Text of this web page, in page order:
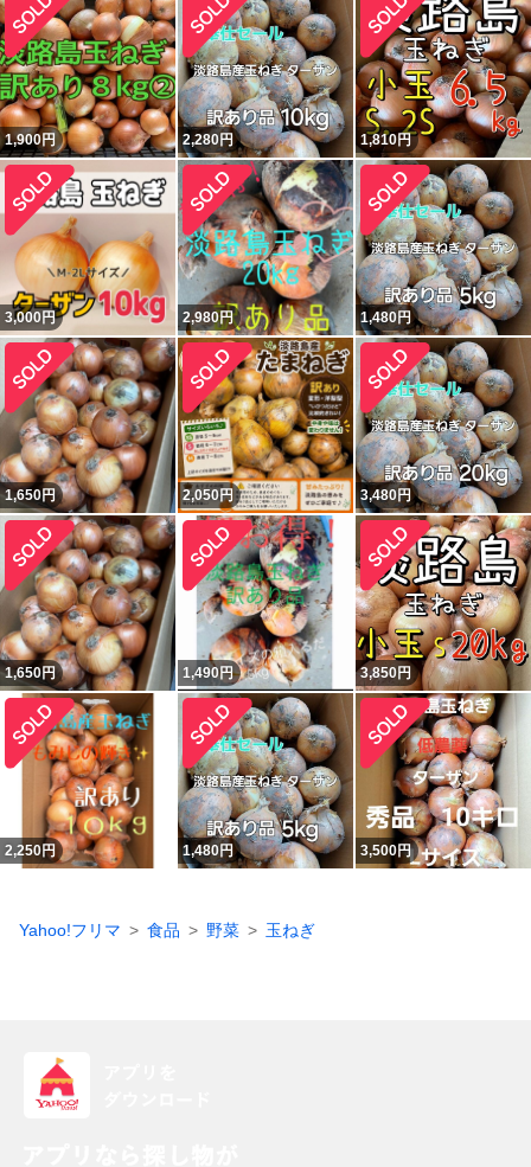
1,900円 2,280円 1,810円
3,000円 2,980円 1,480円
1,650円 2,050円 3,480円
1,650円 1,490円 3,850円
2,250円 1,480円 3,500円
Yahoo!フリマ 食品 野菜 玉ねぎ